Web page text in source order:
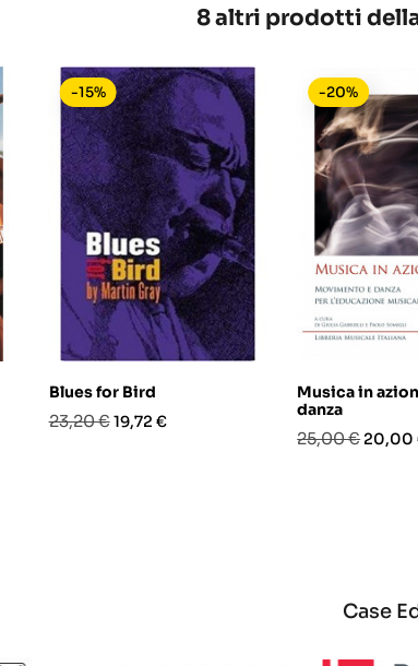
8 altri prodotti
Blues for Bird
Prezzo
23,20 €Prezzo
19,72 €
-15%
Musica in
danza
Prezzo
25,00 € Prezzo
20,00
-20%
Case